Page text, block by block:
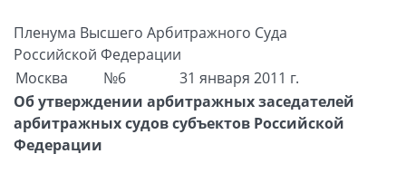
Пленума Высшего Арбитражного Суда
Российской Федерации
Москва
№6
31 января 2011 г.
Об утверждении арбитражных заседателей
арбитражных судов субъектов Российской
Федерации